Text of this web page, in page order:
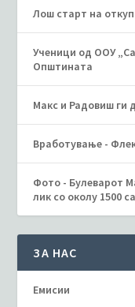
Лош старт на
Ученици од ООУ
Општината
Макс и Радовиш ги
Вработување -
Фото - Булеварот
лик со околу 1500
ЗА НАС
Емисии